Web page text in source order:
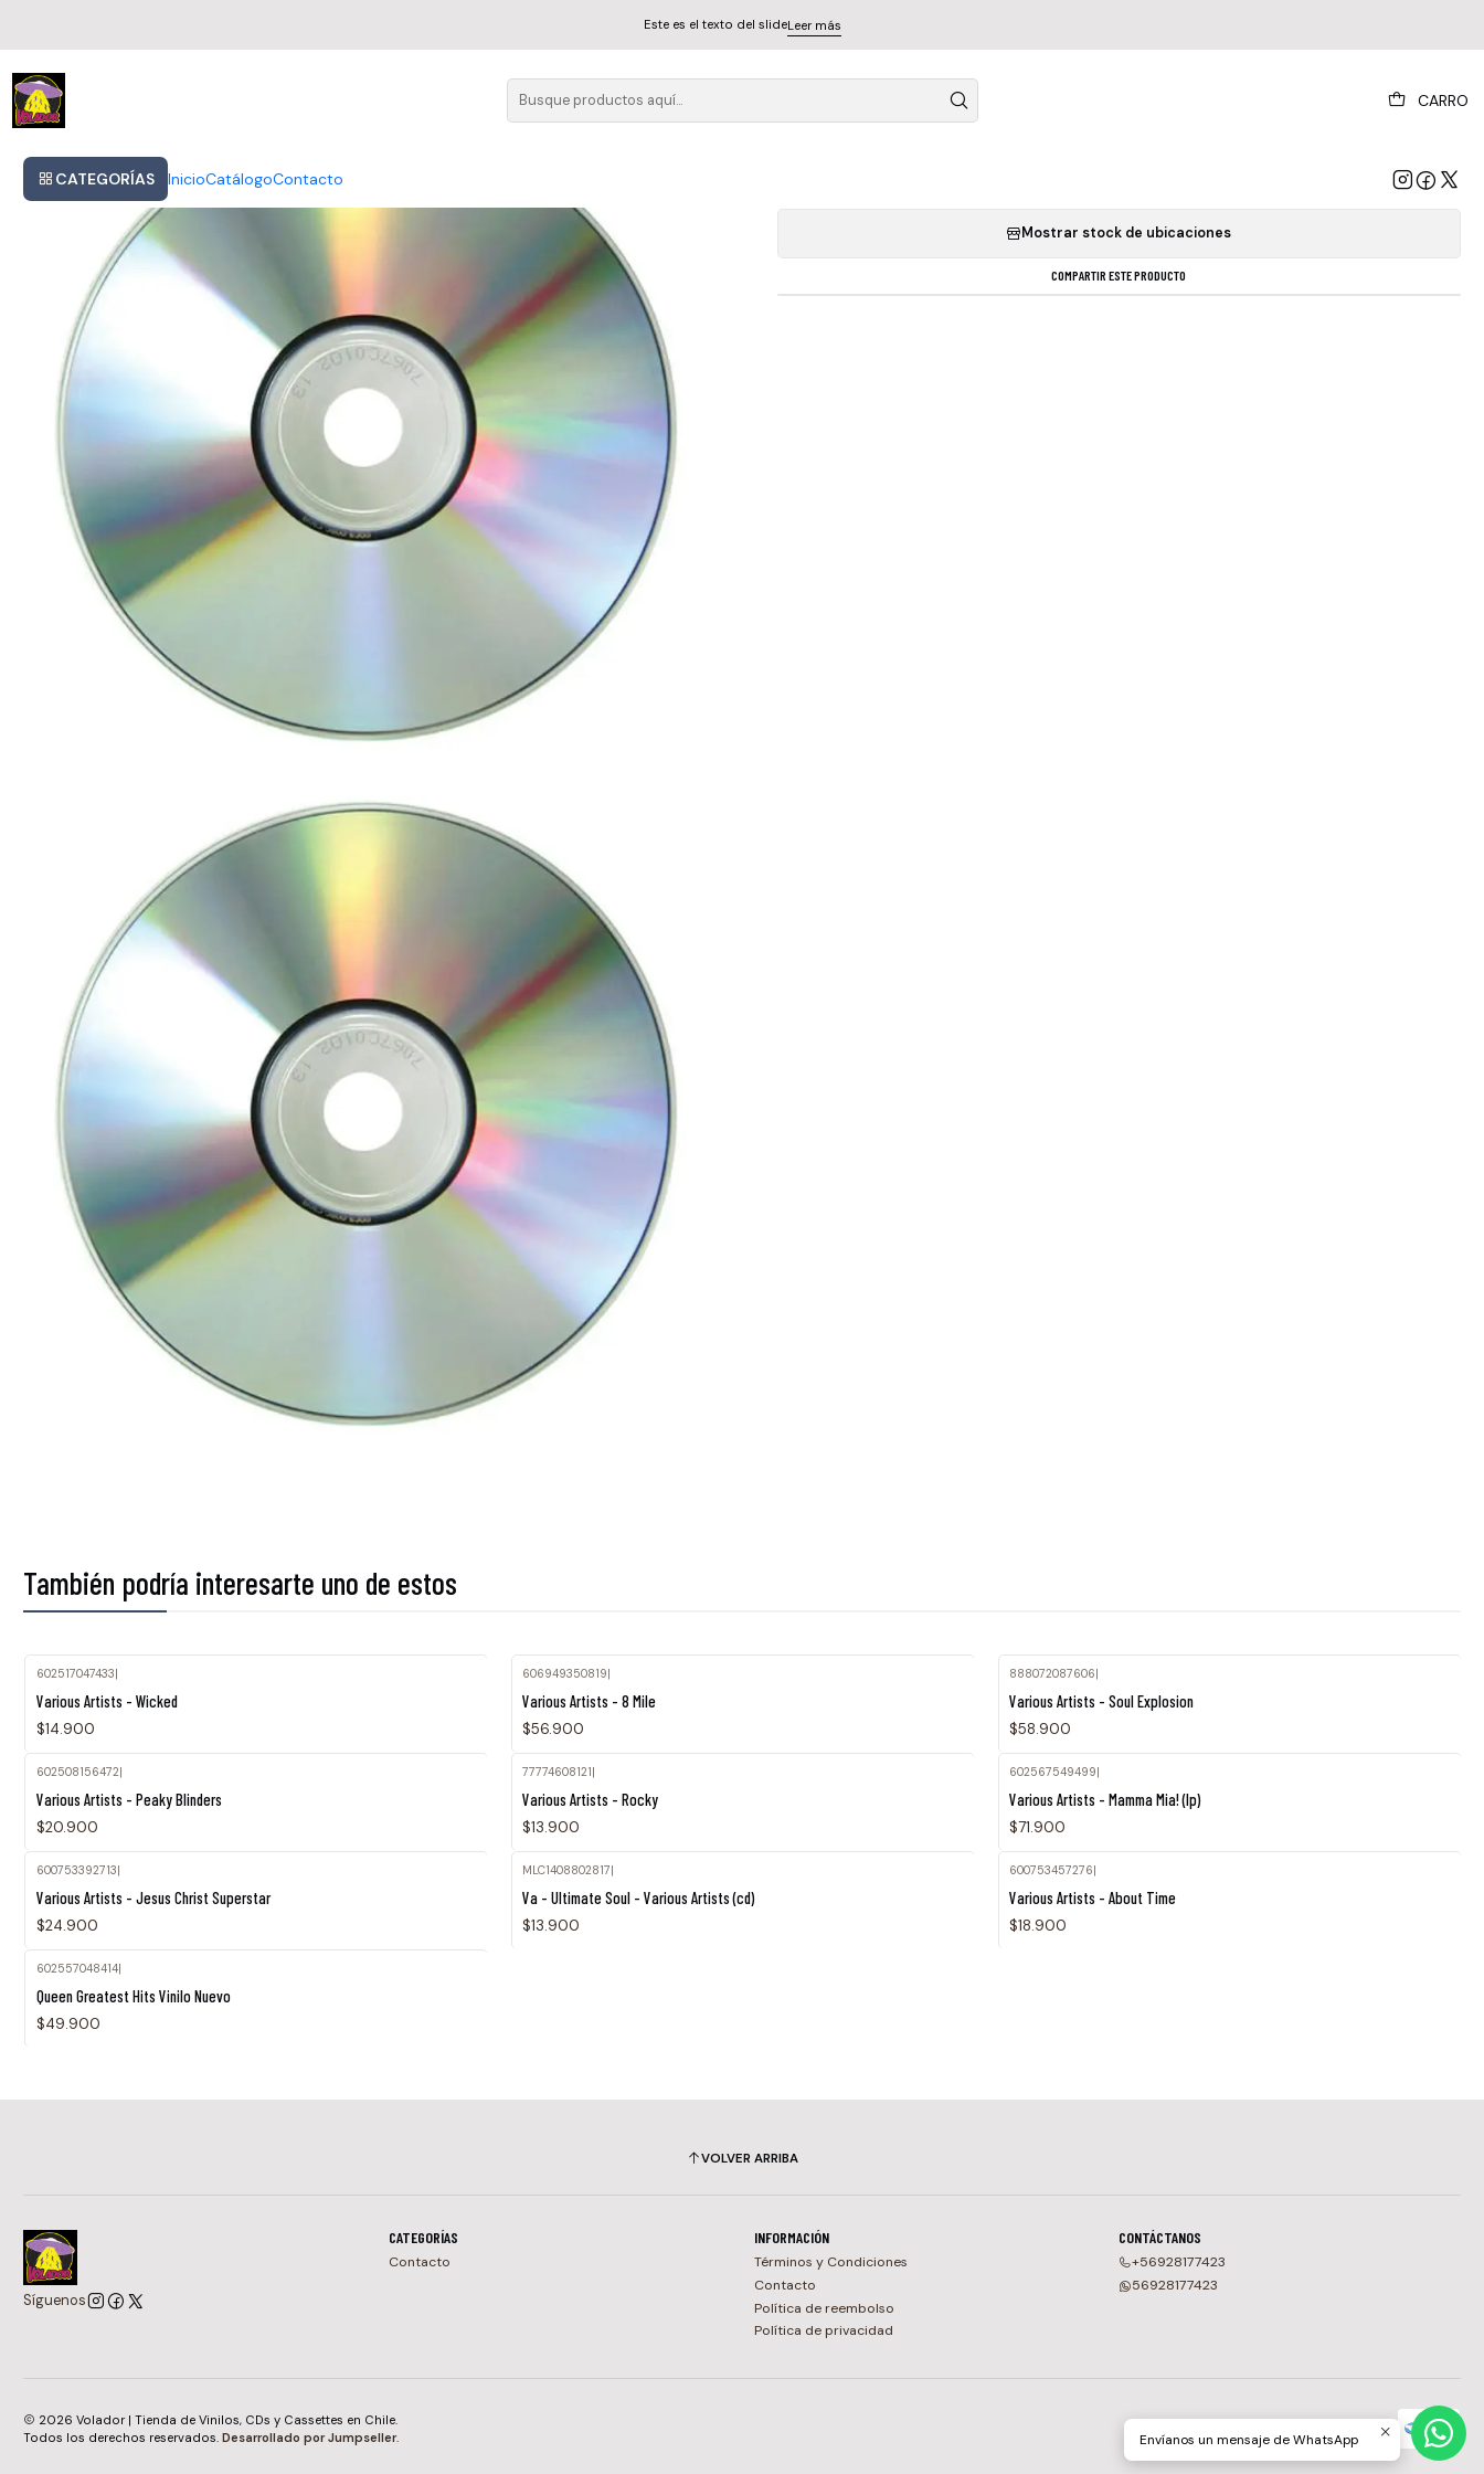
CARRO
CATEGORÍAS InicioCatálogoContacto
Este es el texto del slideLeer más
Various Artists - La La Land
Mostrar stock de ubicaciones
COMPARTIR ESTE PRODUCTO
También podría interesarte uno de estos
602517047433|
Various Artists - Wicked
$14.900
606949350819|
Various Artists - 8 Mile
$56.900
888072087606|
Various Artists - Soul Explosion
$58.900
602508156472|
Various Artists - Peaky Blinders
$20.900
77774608121|
Various Artists - Rocky
$13.900
602567549499|
Various Artists - Mamma Mia! (lp)
$71.900
600753392713
Various Artists - Jesus Christ Superstar
$24.900
MLC1408802817
Va - Ultimate Soul - Various Artists (cd)
$13.900
600753457276
Various Artists - About Time
$18.900
602557048414|
Queen Greatest Hits Vinilo Nuevo
$49.900
VOLVER ARRIBA
Síguenos
CATEGORÍAS
Contacto
INFORMACIÓN
Términos y Condiciones
Contacto
Política de reembolso
Política de privacidad
CONTÁCTANOS
+56928177423
56928177423
2026 Volador | Tienda de Vinilos, CDs y Cassettes en Chile.
Todos los derechos reservados. Desarrollado por Jumpseller. Envíanos un mensaje de WhatsApp